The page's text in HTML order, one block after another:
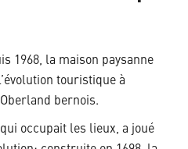
1968, la maison paysanne
touristique à
bernois.
occupait les lieux, a joué